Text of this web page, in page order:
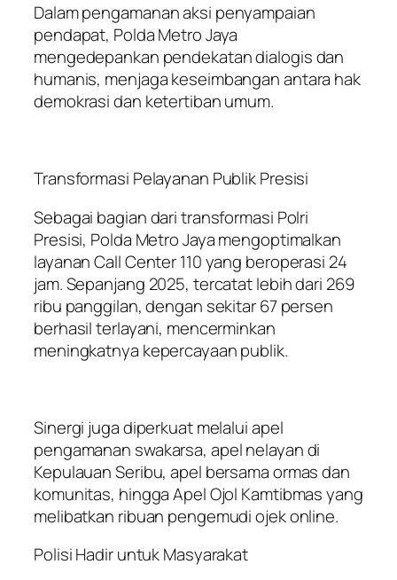
Dalam pengamanan aksi penyampaian
pendapat, Polda Metro Jaya
mengedepankan pendekatan dialogis dan
humanis, menjaga keseimbangan antara hak
demokrasi dan ketertiban umum.
Transformasi Pelayanan Publik Presisi
Sebagai bagian dari transformasi Polri
Presisi, Polda Metro Jaya mengoptimalkan
layanan Call Center 110 yang beroperasi 24
jam. Sepanjang 2025, tercatat lebih dari 269
ribu panggilan, dengan sekitar 67 persen
berhasil terlayani, mencerminkan
meningkatnya kepercayaan publik.
Sinergi juga diperkuat melalui apel
pengamanan swakarsa, apel nelayan di
Kepulauan Seribu, apel bersama ormas dan
komunitas, hingga Apel Ojol Kamtibmas yang
melibatkan ribuan pengemudi ojek online.
Polisi Hadir untuk Masyarakat